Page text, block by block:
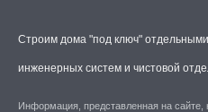
Строим дома "под ключ"
инженерных систем и чистовой
Информация, представленная на сайте,